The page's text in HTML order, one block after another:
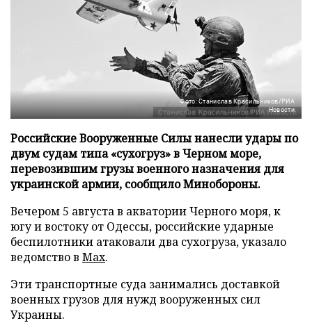
Фото: Станислав Красильников/РИА
Новости
Российские Вооруженные Силы нанесли удары по
двум судам типа «сухогруз» в Черном море,
перевозившим грузы военного назначения для
украинской армии, сообщило Минобороны.
Вечером 5 августа в акватории Черного моря, к
югу и востоку от Одессы, российские ударные
беспилотники атаковали два сухогруза, указало
ведомство в Max.
Эти транспортные суда занимались доставкой
военных грузов для нужд вооруженных сил
Украины.